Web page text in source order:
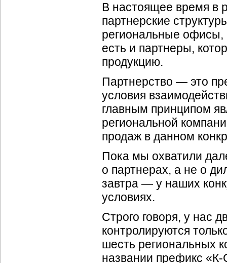
В настоящее время в
партнерские
региональные офисы,
есть и партнеры,
продукцию.
Партнерство — это
условия
главным принципом
региональной
продаж в данном
Пока мы охватили
о партнерах, а не о
завтра — у наших
условиях.
Строго говоря, у нас
контролируются
шесть региональных
названии префикс